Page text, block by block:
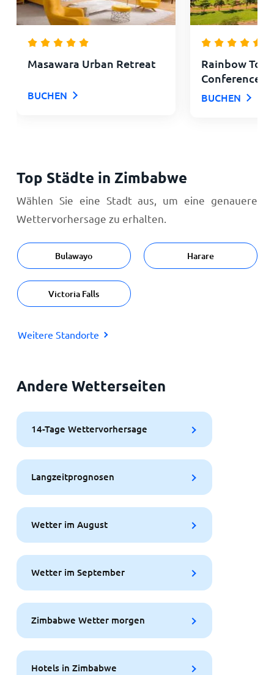
Masawara Urban Retreat
BUCHEN
Rainbow
Conference
BUCHEN
Top Städte in Zimbabwe
Wählen Sie eine Stadt aus, um eine genauere
Wettervorhersage zu erhalten.
Bulawayo Harare
Victoria Falls
Weitere Standorte
Andere Wetterseiten
14-Tage Wettervorhersage
Langzeitprognosen
Wetter im August
Wetter im September
Zimbabwe Wetter morgen
Hotels in Zimbabwe